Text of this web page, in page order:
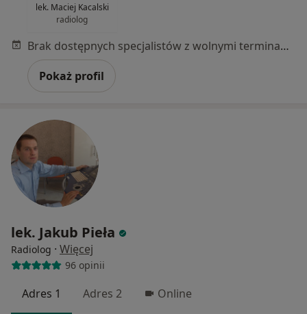
lek. Maciej Kacalski
radiolog
Brak dostępnych specjalistów z wolnymi terminami w tym centrum medycznym.
Pokaż profil
lek. Jakub Pieła
Radiolog · Więcej
96 opinii
Adres 1 Adres 2 Online